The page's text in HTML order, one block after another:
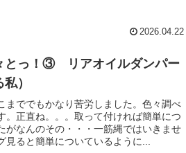
2026.04.22
とっ！③ リアオイルダンパー
）
まででもかなり苦労しました。色々調べ
。正直ね。。。取って付ければ簡単につ
がなんのその・・・一筋縄ではいきませ
見ると簡単についているように...